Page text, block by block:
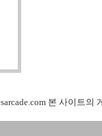
본 사이트